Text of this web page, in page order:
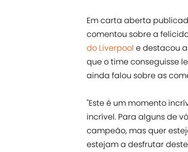
Em carta aberta
comentou sobre a
do Liverpool e destacou
que o time conseguisse
ainda falou sobre as
"Este é um momento
incrível. Para alguns de
campeão, mas quer
estejam a desfrutar